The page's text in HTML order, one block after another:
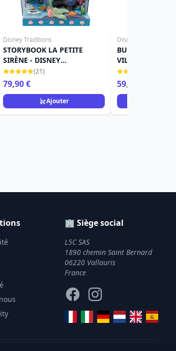
Disney Traditions
STORYBOOK LA PETITE
SIRÈNE - DISNEY
TRADITIONS
(21)
79,90 €
Ajouter
Disney
BUSTE URSULA
VILLAINS SERIES
59,90 €
🏢 Siège social
L5C SAS
1890 chemin Saint Bernard
06220 Vallauris
France
FacebookInstagram